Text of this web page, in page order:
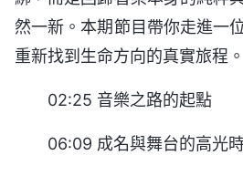
然一新。本期節目帶你走進一
重新找到生命方向的真實旅程。
02:25 音樂之路的起點
06:09 成名與舞台的高光